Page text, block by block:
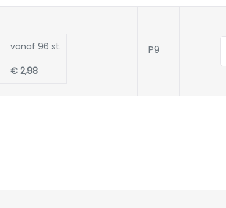
vanaf 96 st.
€ 2,98
P9